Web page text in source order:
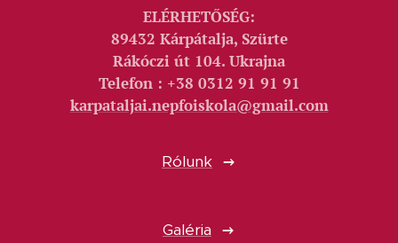
ELÉRHETŐSÉG:
89432 Kárpátalja, Szürte
Rákóczi út 104. Ukrajna
Telefon : +38 0312 91 91 91
karpataljai.nepfoiskola@gmail.com
Rólunk
Galéria